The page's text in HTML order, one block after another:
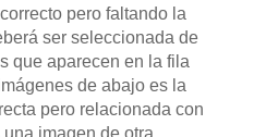
pero faltando la
ser seleccionada de
que aparecen en la fila
de abajo es la
pero relacionada con
imagen de otra